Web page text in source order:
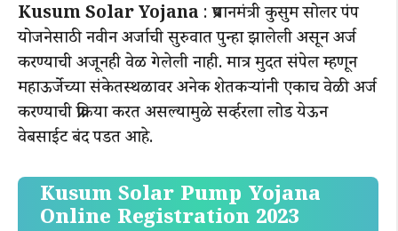
Kusum Solar Yojana : प्रधानमंत्री कुसुम सोलर पंप
योजनेसाठी नवीन अर्जाची सुरुवात पुन्हा झालेली असून अर्ज
करण्याची अजूनही वेळ गेलेली नाही. मात्र मुदत संपेल म्हणून
महाऊर्जेच्या संकेतस्थळावर अनेक शेतकऱ्यांनी एकाच वेळी अर्ज
करण्याची प्रक्रिया करत असल्यामुळे सर्व्हरला लोड येऊन
वेबसाईट बंद पडत आहे.
Kusum Solar Pump Yojana
Online Registration 2023